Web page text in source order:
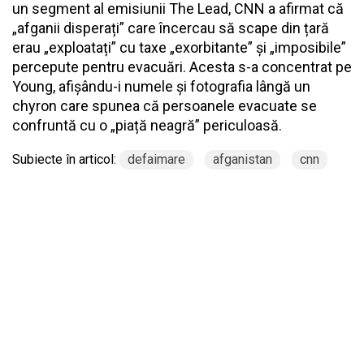
un segment al emisiunii The Lead, CNN a afirmat că
„afganii disperați” care încercau să scape din țară
erau „exploatați” cu taxe „exorbitante” și „imposibile”
percepute pentru evacuări. Acesta s-a concentrat pe
Young, afișându-i numele și fotografia lângă un
chyron care spunea că persoanele evacuate se
confruntă cu o „piață neagră” periculoasă.
Subiecte în articol: defaimare afganistan cnn